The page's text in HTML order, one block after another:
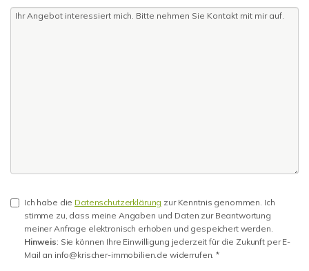
Ich habe die Datenschutzerklärung zur Kenntnis genommen. Ich
stimme zu, dass meine Angaben und Daten zur Beantwortung
meiner Anfrage elektronisch erhoben und gespeichert werden.
Hinweis: Sie können Ihre Einwilligung jederzeit für die Zukunft per E-
Mail an info@krischer-immobilien.de widerrufen. *